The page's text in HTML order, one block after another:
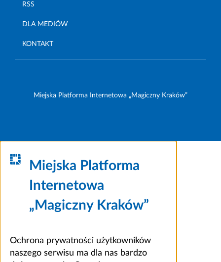
RSS
DLA MEDIÓW
KONTAKT
Miejska Platforma Internetowa „Magiczny Kraków”
Miejska Platforma
Internetowa
„Magiczny Kraków”
Ochrona prywatności użytkowników
naszego serwisu ma dla nas bardzo